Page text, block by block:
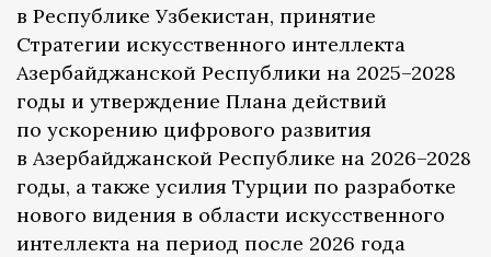
в Республике Узбекистан, принятие
Стратегии искусственного интеллекта
Азербайджанской Республики на 2025–2028
годы и утверждение Плана действий
по ускорению цифрового развития
в Азербайджанской Республике на 2026–2028
годы, а также усилия Турции по разработке
нового видения в области искусственного
интеллекта на период после 2026 года